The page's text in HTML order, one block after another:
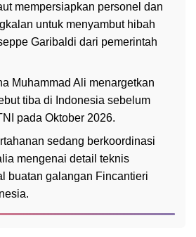
mempersiapkan personel dan
untuk menyambut hibah
Garibaldi dari pemerintah
Muhammad Ali menargetkan
tiba di Indonesia sebelum
pada Oktober 2026.
sedang berkoordinasi
mengenai detail teknis
buatan galangan Fincantieri